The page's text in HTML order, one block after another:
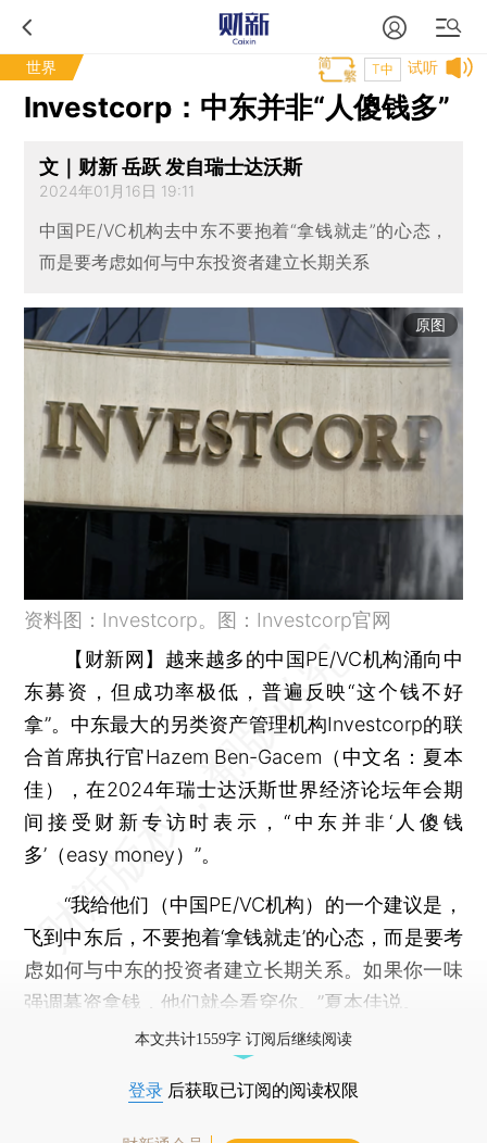
世界 试听
T中
Investcorp：中东并非“人傻钱多”
文｜财新 岳跃 发自瑞士达沃斯
2024年01月16日 19:11
中国PE/VC机构去中东不要抱着“拿钱就走”的心态，
而是要考虑如何与中东投资者建立长期关系
原图
资料图：Investcorp。图：Investcorp官网
【财新网】 越来越多的中国PE/VC机构涌向中
东募资，但成功率极低，普遍反映“这个钱不好
拿”。中东最大的另类资产管理机构Investcorp的联
合首席执行官Hazem Ben-Gacem（中文名：夏本
佳），在2024年瑞士达沃斯世界经济论坛年会期
间接受财新专访时表示，“中东并非‘人傻钱
多’（easy money）”。
“我给他们（中国PE/VC机构）的一个建议是，
飞到中东后，不要抱着‘拿钱就走’的心态，而是要考
虑如何与中东的投资者建立长期关系。如果你一味
强调募资拿钱，他们就会看穿你。”夏本佳说。
本文共计1559字 订阅后继续阅读
登录 后获取已订阅的阅读权限